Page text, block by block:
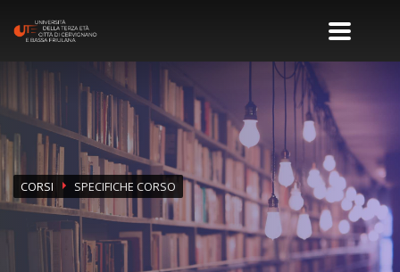
CORSI SPECIFICHE CORSO